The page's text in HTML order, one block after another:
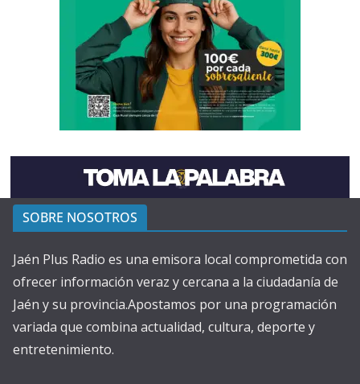
SOBRE NOSOTROS
Jaén Plus Radio es una emisora local comprometida con
ofrecer información veraz y cercana a la ciudadanía de
Jaén y su provincia.Apostamos por una programación
variada que combina actualidad, cultura, deporte y
entretenimiento.